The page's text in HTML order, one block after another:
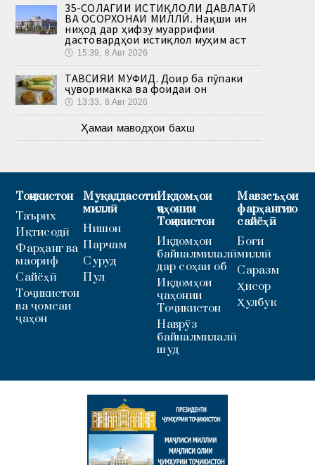
35-СОЛАГИИ ИСТИҚЛОЛИ ДАВЛАТӢ
ВА ОСОРХОНАИ МИЛЛӢ. Нақши ин
ниҳод дар ҳифзу муаррифии
дастовардҳои истиқлол муҳим аст
🕔 15:39, 8.Авг 2026
ТАВСИЯИ МУФИД. Доир ба пӯпаки
ҷуворимакка ва фоидаи он
🕔 13:33, 8.Авг 2026
Ҳамаи маводҳои бахш
Тоҷикистон
Таърих
Иқтисодӣ
Фарҳанг ва
маориф
Сайёҳӣ
Тоҷикистон
ва ҷомеаи
ҷаҳон
Муқаддасоти
миллӣ
Нишон
Парчам
Суруд
Пул
Иқдомҳои
ҷаҳонии
Тоҷикистон
Иқдомҳои
байналмилалӣ
дар соҳаи об
Иқдомҳои
ҷаҳонии
Тоҷикистон
Наврӯз
байналмилалӣ
шуд
Мавзеъҳои
фарҳангию
сайёҳӣ
Боғи
миллӣ
Саразм
Ҳисор
Ҳулбук